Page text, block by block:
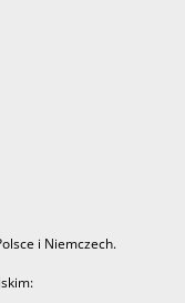
i Niemczech.